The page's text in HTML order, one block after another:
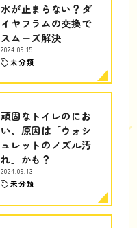
水が止まらない？ダ
イヤフラムの交換で
スムーズ解決
2024.09.15
未分類
頑固なトイレのにお
い、原因は「ウォシ
ュレットのノズル汚
れ」かも？
2024.09.13
未分類